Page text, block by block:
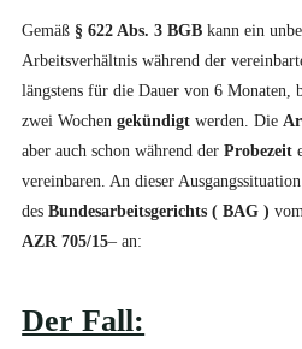
Gemäß § 622 Abs. 3 BGB kann ein
Arbeitsverhältnis während der
längstens für die Dauer von 6
zwei Wochengekündigt werden. Die
aber auch schon während derProbezeit
vereinbaren. An dieser
desBundesarbeitsgerichts ( BAG )
AZR 705/15– an:
Der Fall: